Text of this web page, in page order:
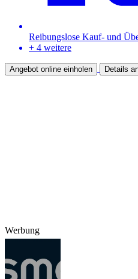
Reibungslose Kauf- und
+ 4 weitere
Angebot online einholen Details
Werbung